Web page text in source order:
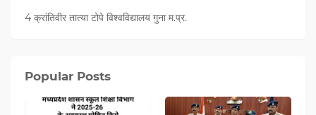
4 क्रांतिवीर तात्या टोपे विश्वविद्यालय गुना म.प्र.
Popular Posts